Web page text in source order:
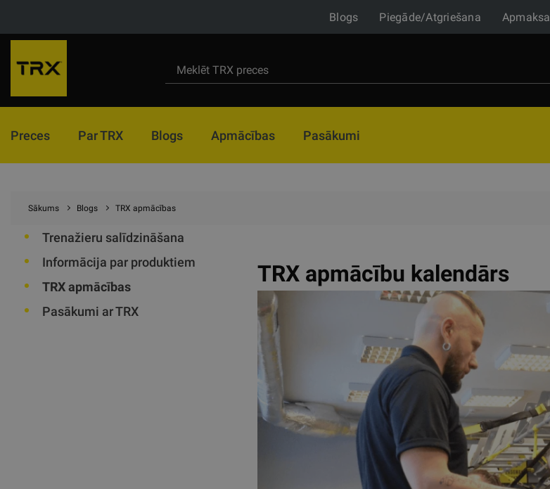
Blogs Piegāde/Atgriešana Apmaksa
Preces Par TRX Blogs Apmācības Pasākumi
Sākums Blogs TRX apmācības
Trenažieru salīdzināšana
Informācija par produktiem
TRX apmācības
Pasākumi ar TRX
TRX apmācību kalendārs